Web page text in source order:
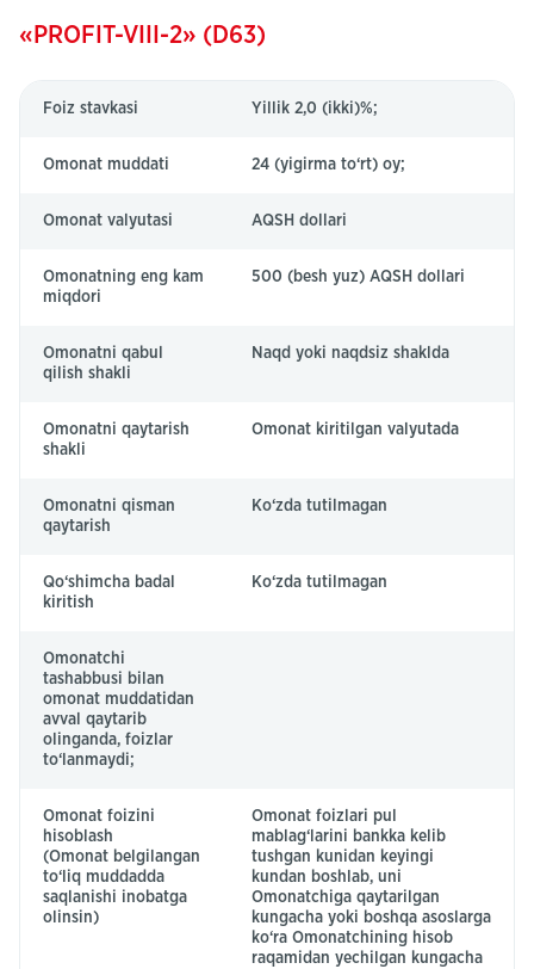
«PROFIT-VIII-2» (D63)
Foiz stavkasi Yillik 2,0 (ikki)%;
Omonat muddati 24 (yigirma to‘rt) oy;
Omonat valyutasi AQSH dollari
Omonatning eng kam
miqdori
500 (besh yuz) AQSH dollari
Omonatni qabul
qilish shakli
Naqd yoki naqdsiz shaklda
Omonatni qaytarish
shakli
Omonat kiritilgan valyutada
Omonatni qisman
qaytarish
Ko‘zda tutilmagan
Qo‘shimcha badal
kiritish
Ko‘zda tutilmagan
Omonatchi
tashabbusi bilan
omonat muddatidan
avval qaytarib
olinganda, foizlar
to‘lanmaydi;
Omonat foizini
hisoblash
(Omonat belgilangan
to‘liq muddadda
saqlanishi inobatga
olinsin)
Omonat foizlari pul
mablag‘larini bankka kelib
tushgan kunidan keyingi
kundan boshlab, uni
Omonatchiga qaytarilgan
kungacha yoki boshqa asoslarga
ko‘ra Omonatchining hisob
raqamidan yechilgan kungacha